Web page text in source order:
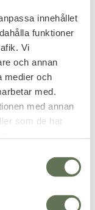
innehållet
funktioner
Vi
och annan
medier och
med.
med annan
som de har
favorites
Windbreaker
Jacka
jacka med huva,
och fleecefoder.